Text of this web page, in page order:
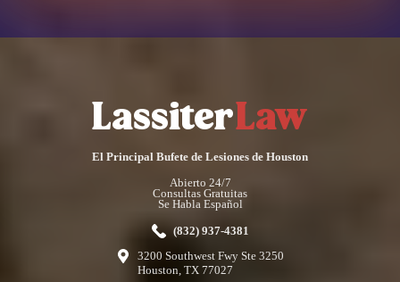
(832) 937-4381
3200 Southwest Fwy Ste 3250
Houston, TX 77027
El Principal Bufete de Lesiones de Houston
Abierto 24/7
Consultas Gratuitas
Se Habla Español